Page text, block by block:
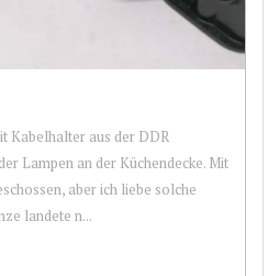
Kabelhalter aus der DDR
Lampen an der Küchendecke. Mit
aber ich liebe solche
landete n...